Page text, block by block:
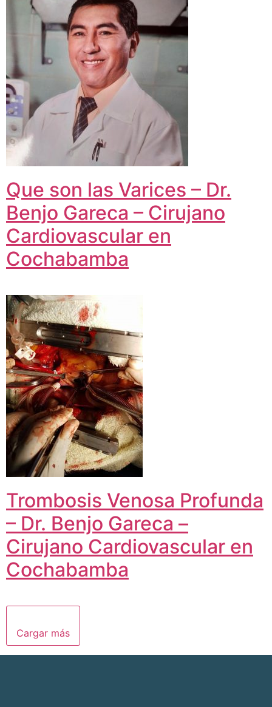
Que son las Varices – Dr.
Benjo Gareca – Cirujano
Cardiovascular en
Cochabamba
Trombosis Venosa Profunda
– Dr. Benjo Gareca –
Cirujano Cardiovascular en
Cochabamba
Cargar más